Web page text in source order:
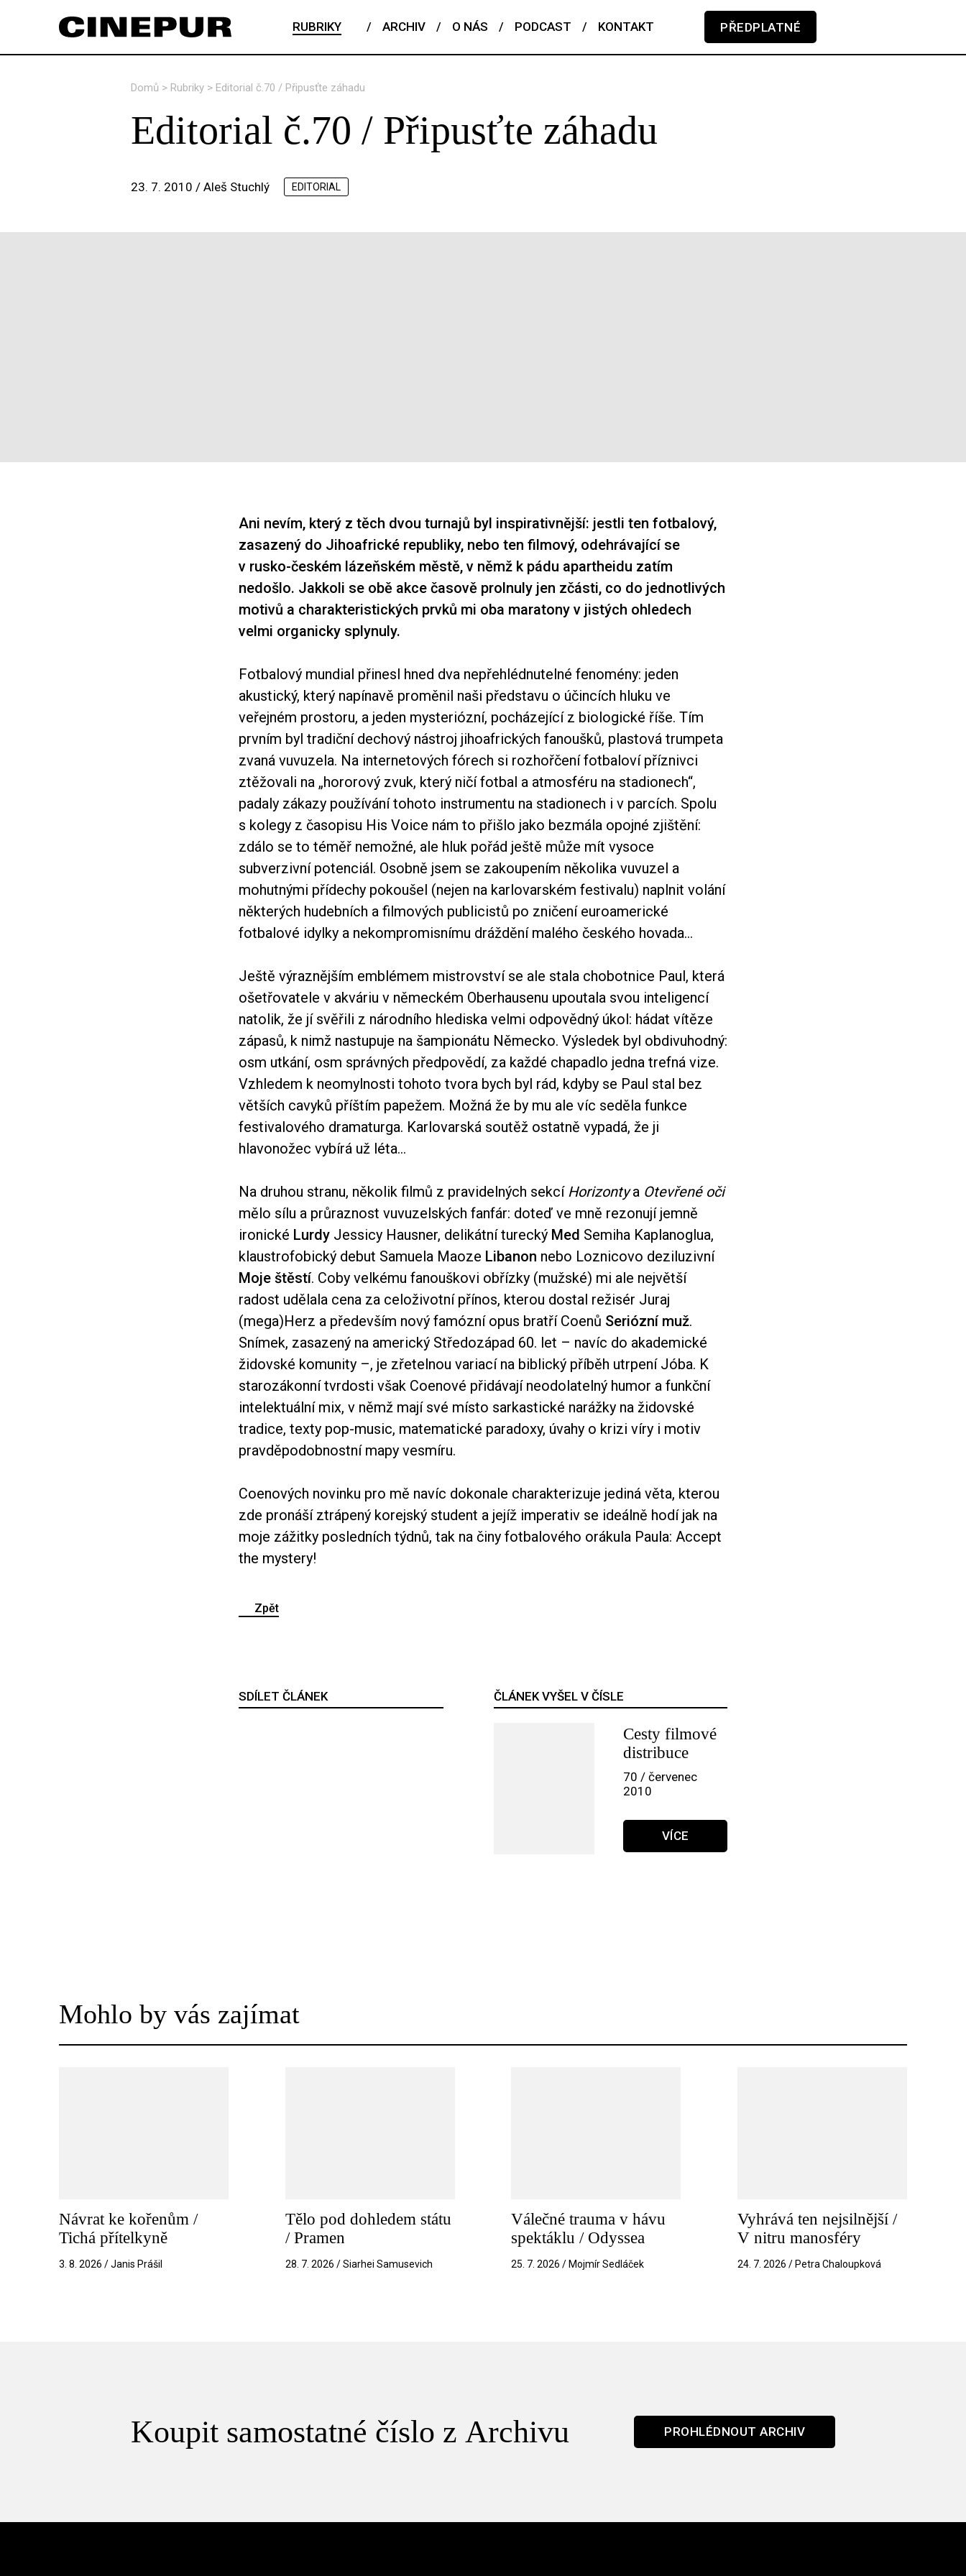
RUBRIKY / ARCHIV / O NÁS / PODCAST / KONTAKT PŘEDPLATNÉ
Domů > Rubriky > Editorial č.70 / Připusťte záhadu
Editorial č.70 / Připusťte záhadu
23. 7. 2010 / Aleš Stuchlý EDITORIAL
Ani nevím, který z těch dvou turnajů byl inspirativnější: jestli ten fotbalový,
zasazený do Jihoafrické republiky, nebo ten filmový, odehrávající se
v rusko-českém lázeňském městě, v němž k pádu apartheidu zatím
nedošlo. Jakkoli se obě akce časově prolnuly jen zčásti, co do jednotlivých
motivů a charakteristických prvků mi oba maratony v jistých ohledech
velmi organicky splynuly.
Fotbalový mundial přinesl hned dva nepřehlédnutelné fenomény: jeden
akustický, který napínavě proměnil naši představu o účincích hluku ve
veřejném prostoru, a jeden mysteriózní, pocházející z biologické říše. Tím
prvním byl tradiční dechový nástroj jihoafrických fanoušků, plastová trumpeta
zvaná vuvuzela. Na internetových fórech si rozhořčení fotbaloví příznivci
ztěžovali na „hororový zvuk, který ničí fotbal a atmosféru na stadionech“,
padaly zákazy používání tohoto instrumentu na stadionech i v parcích. Spolu
s kolegy z časopisu His Voice nám to přišlo jako bezmála opojné zjištění:
zdálo se to téměř nemožné, ale hluk pořád ještě může mít vysoce
subverzivní potenciál. Osobně jsem se zakoupením několika vuvuzel a
mohutnými přídechy pokoušel (nejen na karlovarském festivalu) naplnit volání
některých hudebních a filmových publicistů po zničení euroamerické
fotbalové idylky a nekompromisnímu dráždění malého českého hovada…
Ještě výraznějším emblémem mistrovství se ale stala chobotnice Paul, která
ošetřovatele v akváriu v německém Oberhausenu upoutala svou inteligencí
natolik, že jí svěřili z národního hlediska velmi odpovědný úkol: hádat vítěze
zápasů, k nimž nastupuje na šampionátu Německo. Výsledek byl obdivuhodný:
osm utkání, osm správných předpovědí, za každé chapadlo jedna trefná vize.
Vzhledem k neomylnosti tohoto tvora bych byl rád, kdyby se Paul stal bez
větších cavyků příštím papežem. Možná že by mu ale víc seděla funkce
festivalového dramaturga. Karlovarská soutěž ostatně vypadá, že ji
hlavonožec vybírá už léta…
Na druhou stranu, několik filmů z pravidelných sekcí Horizontya Otevřené oči
mělo sílu a průraznost vuvuzelských fanfár: doteď ve mně rezonují jemně
ironické Lurdy Jessicy Hausner, delikátní turecký Med Semiha Kaplanoglua,
klaustrofobický debut Samuela Maoze Libanon nebo Loznicovo deziluzivní
Moje štěstí. Coby velkému fanouškovi obřízky (mužské) mi ale největší
radost udělala cena za celoživotní přínos, kterou dostal režisér Juraj
(mega)Herz a především nový famózní opus bratří Coenů Seriózní muž.
Snímek, zasazený na americký Středozápad 60. let – navíc do akademické
židovské komunity –, je zřetelnou variací na biblický příběh utrpení Jóba. K
starozákonní tvrdosti však Coenové přidávají neodolatelný humor a funkční
intelektuální mix, v němž mají své místo sarkastické narážky na židovské
tradice, texty pop-music, matematické paradoxy, úvahy o krizi víry i motiv
pravděpodobnostní mapy vesmíru.
Coenových novinku pro mě navíc dokonale charakterizuje jediná věta, kterou
zde pronáší ztrápený korejský student a jejíž imperativ se ideálně hodí jak na
moje zážitky posledních týdnů, tak na činy fotbalového orákula Paula: Accept
the mystery!
Zpět
SDÍLET ČLÁNEK ČLÁNEK VYŠEL V ČÍSLE
Cesty filmové
distribuce
70 / červenec
2010
VÍCE
Mohlo by vás zajímat
Návrat ke kořenům /
Tichá přítelkyně
3. 8. 2026 / Janis Prášil
Tělo pod dohledem státu
/ Pramen
28. 7. 2026 / Siarhei Samusevich
Válečné trauma v hávu
spektáklu / Odyssea
25. 7. 2026 / Mojmír Sedláček
Vyhrává ten nejsilnější /
V nitru manosféry
24. 7. 2026 / Petra Chaloupková
Koupit samostatné číslo z Archivu PROHLÉDNOUT ARCHIV